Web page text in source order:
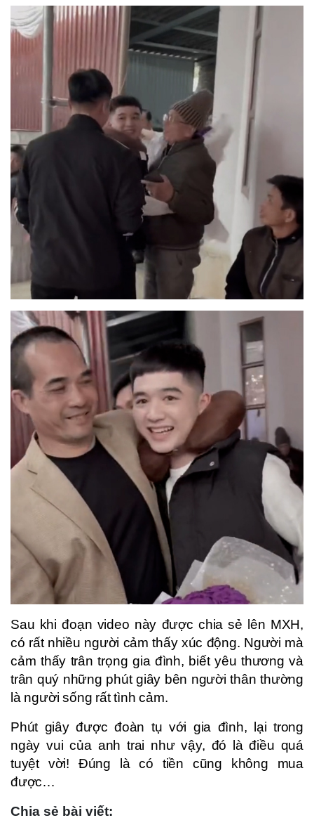
Sau khi đoạn video này được chia sẻ lên MXH,
có rất nhiều người cảm thấy xúc động. Người mà
cảm thấy trân trọng gia đình, biết yêu thương và
trân quý những phút giây bên người thân thường
là người sống rất tình cảm.
Phút giây được đoàn tụ với gia đình, lại trong
ngày vui của anh trai như vậy, đó là điều quá
tuyệt vời! Đúng là có tiền cũng không mua
được…
Chia sẻ bài viết: